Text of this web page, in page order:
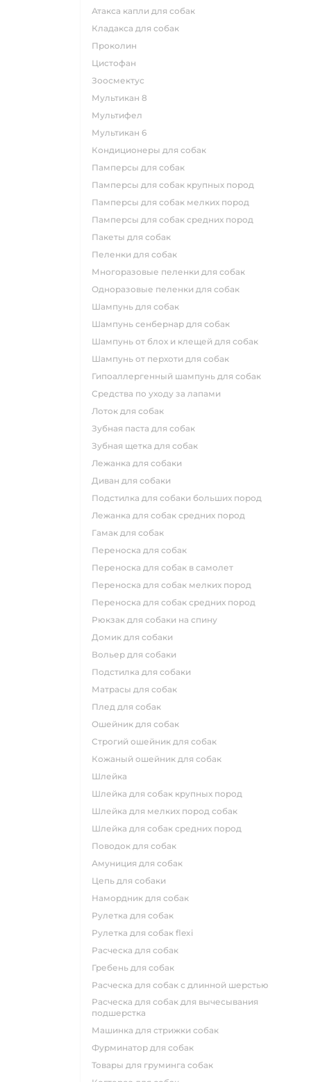
атакса капли для собак
кладакса для собак
проколин
цистофан
зоосмектус
мультикан 8
мультифел
мультикан 6
кондиционеры для собак
памперсы для собак
памперсы для собак крупных пород
памперсы для собак мелких пород
памперсы для собак средних пород
пакеты для собак
пеленки для собак
многоразовые пеленки для собак
одноразовые пеленки для собак
шампунь для собак
шампунь сенбернар для собак
шампунь от блох и клещей для собак
шампунь от перхоти для собак
гипоаллергенный шампунь для собак
средства по уходу за лапами
лоток для собак
зубная паста для собак
зубная щетка для собак
лежанка для собаки
диван для собаки
подстилка для собаки больших пород
лежанка для собак средних пород
гамак для собак
переноска для собак
переноска для собак в самолет
переноска для собак мелких пород
переноска для собак средних пород
рюкзак для собаки на спину
домик для собаки
вольер для собаки
подстилка для собаки
матрасы для собак
плед для собак
ошейник для собак
строгий ошейник для собак
кожаный ошейник для собак
шлейка
шлейка для собак крупных пород
шлейка для мелких пород собак
шлейка для собак средних пород
поводок для собак
амуниция для собак
цепь для собаки
намордник для собак
рулетка для собак
рулетка для собак flexi
расческа для собак
гребень для собак
расческа для собак с длинной шерстью
расческа для собак для вычесывания
подшерстка
машинка для стрижки собак
фурминатор для собак
товары для груминга собак